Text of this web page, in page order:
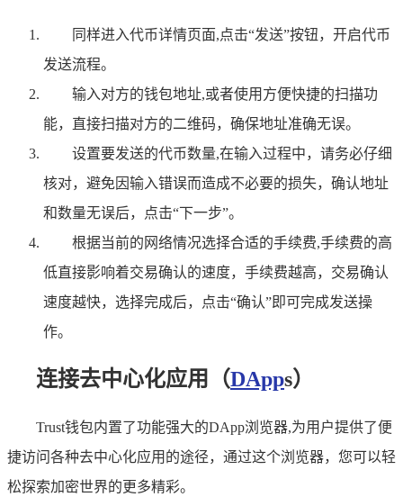
同样进入代币详情页面,点击“发送”按钮，开启代币
发送流程。
输入对方的钱包地址,或者使用方便快捷的扫描功
能，直接扫描对方的二维码，确保地址准确无误。
设置要发送的代币数量,在输入过程中，请务必仔细
核对，避免因输入错误而造成不必要的损失，确认地址
和数量无误后，点击“下一步”。
根据当前的网络情况选择合适的手续费,手续费的高
低直接影响着交易确认的速度，手续费越高，交易确认
速度越快，选择完成后，点击“确认”即可完成发送操
作。
连接去中心化应用（DApps）
Trust钱包内置了功能强大的DApp浏览器,为用户提供了便
捷访问各种去中心化应用的途径，通过这个浏览器，您可以轻
松探索加密世界的更多精彩。